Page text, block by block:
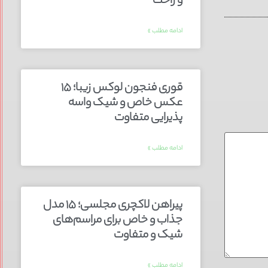
ادامه مطلب »
قوری فنجون لوکس زیبا؛ ۱۵
عکس خاص و شیک واسه
پذیرایی متفاوت
ادامه مطلب »
پیراهن لاکچری مجلسی؛ ۱۵ مدل
جذاب و خاص برای مراسم‌های
شیک و متفاوت
ادامه مطلب »